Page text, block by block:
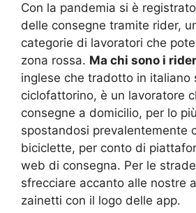
Con la pandemia si è
delle consegne tramite rider,
categorie di lavoratori che
zona rossa. Ma chi sono i
inglese che tradotto in italiano
ciclofattorino, è un lavoratore
consegne a domicilio, per lo
spostandosi prevalentemente
biciclette, per conto di
web di consegna. Per le
sfrecciare accanto alle nostre
zainetti con il logo delle app.